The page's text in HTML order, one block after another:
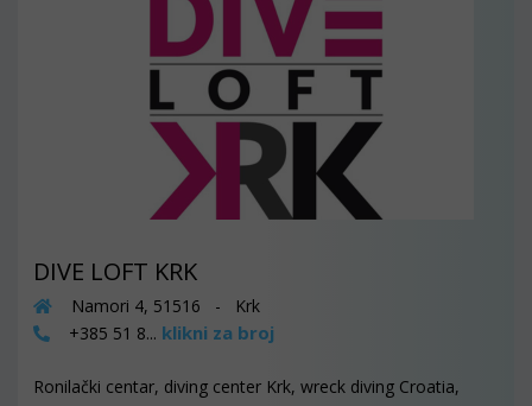
DIVE LOFT KRK
Namori 4, 51516 - Krk
+385 51 8... klikni za broj
Ronilački centar, diving center Krk, wreck diving Croatia,